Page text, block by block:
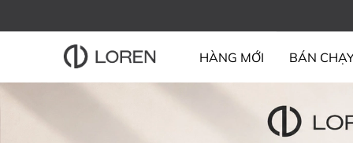
HÀNG MỚI BÁN
BỘ SƯU TẬP